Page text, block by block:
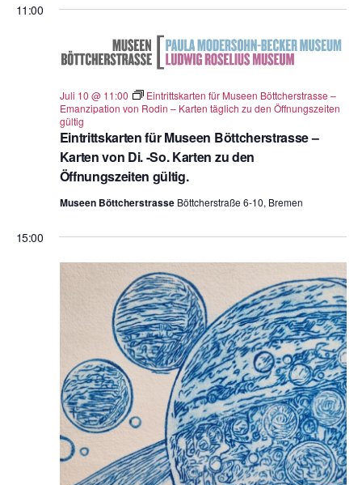
11:00
Eintrittskarten für Museen Böttcherstrasse –
Karten von Di. -So. Karten zu den
Öffnungszeiten gültig.
Juli 10 @ 11:00
Eintrittskarten für Museen Böttcherstrasse –
Emanzipation von Rodin – Karten täglich zu den Öffnungszeiten
gültig
Museen Böttcherstrasse Böttcherstraße 6-10, Bremen
15:00